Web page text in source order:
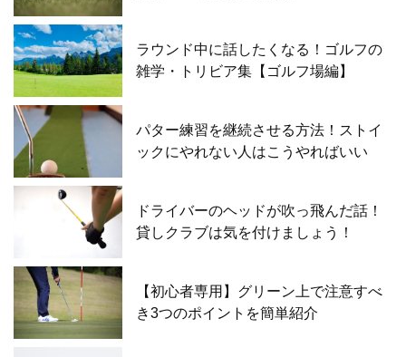
ラウンド中に話したくなる！ゴルフの
雑学・トリビア集【ゴルフ場編】
パター練習を継続させる方法！ストイ
ックにやれない人はこうやればいい
ドライバーのヘッドが吹っ飛んだ話！
貸しクラブは気を付けましょう！
【初心者専用】グリーン上で注意すべ
き3つのポイントを簡単紹介